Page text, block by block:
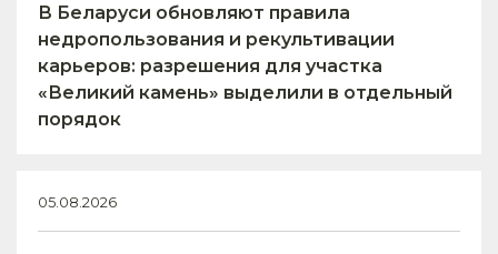
В Беларуси обновляют правила
недропользования и рекультивации
карьеров: разрешения для участка
«Великий камень» выделили в отдельный
порядок
05.08.2026